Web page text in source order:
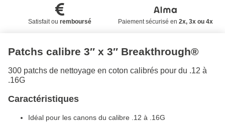
Satisfait ou remboursé Paiement sécurisé en 2x, 3x ou 4x
Patchs calibre 3″ x 3″ Breakthrough®
300 patchs de nettoyage en coton calibrés pour du .12 à
.16G
Caractéristiques
Idéal pour les canons du calibre .12 à .16G